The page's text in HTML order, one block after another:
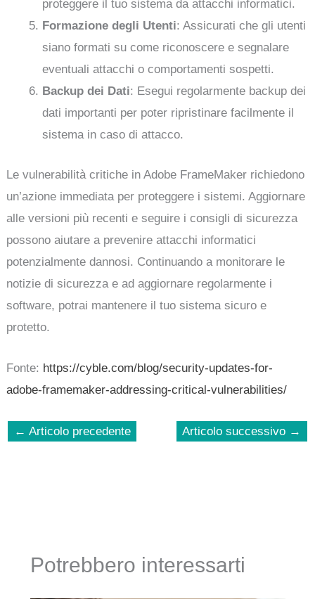
proteggere il tuo sistema da attacchi informatici.
Formazione degli Utenti: Assicurati che gli utenti
siano formati su come riconoscere e segnalare
eventuali attacchi o comportamenti sospetti.
Backup dei Dati: Esegui regolarmente backup dei
dati importanti per poter ripristinare facilmente il
sistema in caso di attacco.
Le vulnerabilità critiche in Adobe FrameMaker richiedono
un’azione immediata per proteggere i sistemi. Aggiornare
alle versioni più recenti e seguire i consigli di sicurezza
possono aiutare a prevenire attacchi informatici
potenzialmente dannosi. Continuando a monitorare le
notizie di sicurezza e ad aggiornare regolarmente i
software, potrai mantenere il tuo sistema sicuro e
protetto.
Fonte: https://cyble.com/blog/security-updates-for-
adobe-framemaker-addressing-critical-vulnerabilities/
← Articolo precedente Articolo successivo →
Potrebbero interessarti